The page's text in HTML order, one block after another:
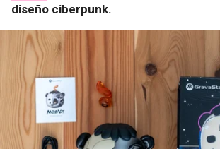
diseño ciberpunk.